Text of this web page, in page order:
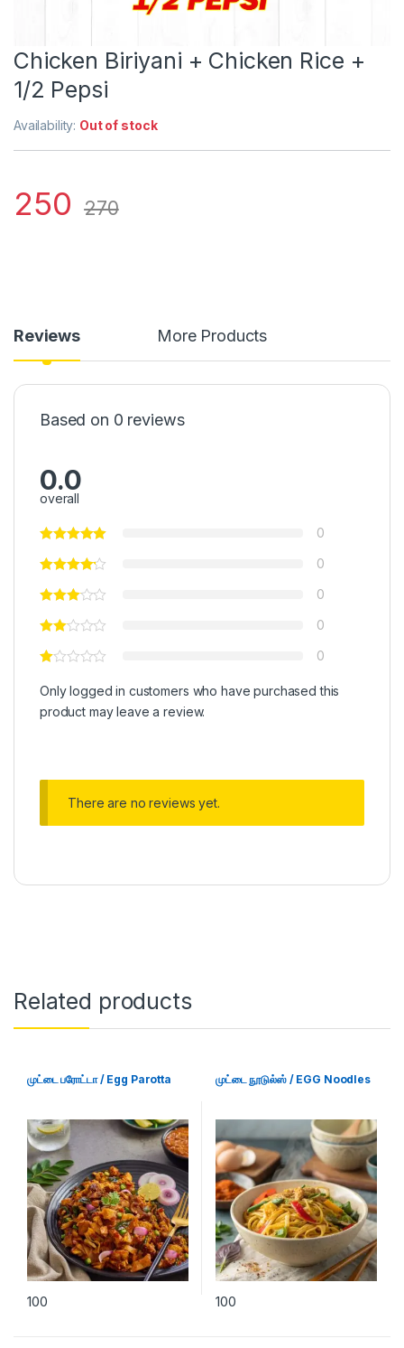
Chicken Biriyani + Chicken Rice +
1/2 Pepsi
Availability: Out of stock
250 270
Reviews More Products
Based on 0 reviews
0.0
overall
0
0
0
0
0
Only logged in customers who have purchased this
product may leave a review.
There are no reviews yet.
Related products
முட்டை பரோட்டா / Egg Parotta
100
முட்டை நூடுல்ஸ் / EGG Noodles
100